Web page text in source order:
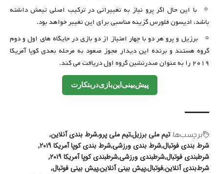
با این حال اگر پرو نیاز به تغییراتی در ترکیب اصلی تیمش داشته
باشد، ادیسون فلورس گزینه مناسبی برای این تغییر خواهد بود.
برزیل و پرو هر دو با چهار امتیاز از دو بازی در جایگاه های اول و دوم
گروه هستند و برنده این دیدار مجوز صعود به مرحله بعدی کوپا آمریکا
۲۰۱۹ را به عنوان صدرنشین گروه اول دریافت می کند.
پیشبینی اینبازیدربتکارت
برچسب‌‌ها: تیم ملی برزیلتیم ملی پروشرط بندی آنلاین
شرط بندی فوتبالشرط بندی ورزشیشرط بندی کوپا آمریکا ۲۰۱۹
شرطبندی فوتبالشرطبندی ورزشیشرطبندی کوپا آمریکا ۲۰۱۹
شرط‌بندی آنلاینفوتبالپیش بینی آنلاینپیش بینی فوتبال